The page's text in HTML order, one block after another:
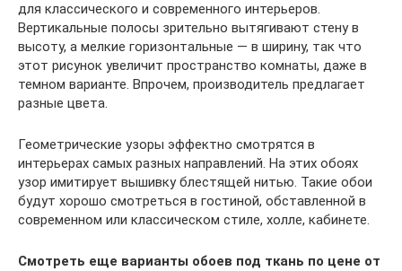
для классического и современного интерьеров.
Вертикальные полосы зрительно вытягивают стену в
высоту, а мелкие горизонтальные — в ширину, так что
этот рисунок увеличит пространство комнаты, даже в
темном варианте. Впрочем, производитель предлагает
разные цвета.
Геометрические узоры эффектно смотрятся в
интерьерах самых разных направлений. На этих обоях
узор имитирует вышивку блестящей нитью. Такие обои
будут хорошо смотреться в гостиной, обставленной в
современном или классическом стиле, холле, кабинете.
Смотреть еще варианты обоев под ткань по цене от